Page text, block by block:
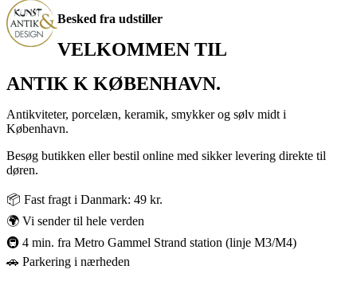
Besked fra udstiller
VELKOMMEN TIL
ANTIK K KØBENHAVN.
Antikviteter, porcelæn, keramik, smykker og sølv midt i
København.
Besøg butikken eller bestil online med sikker levering direkte til
døren.
📦 Fast fragt i Danmark: 49 kr.
🌍 Vi sender til hele verden
🚇 4 min. fra Metro Gammel Strand station (linje M3/M4)
🚗 Parkering i nærheden